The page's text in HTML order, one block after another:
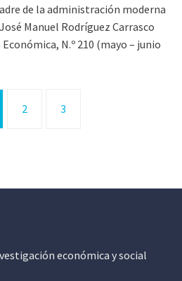
de la administración moderna
Manuel Rodríguez Carrasco
N.º 210 (mayo – junio
2 3
económica y social